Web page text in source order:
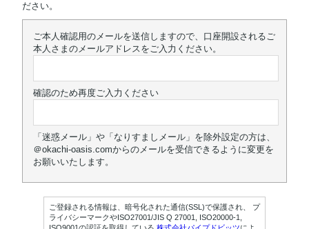
ださい。
ご本人確認用のメールを送信しますので、口座開設されるご
本人さまのメールアドレスをご入力ください。
確認のため再度ご入力ください
「迷惑メール」や「なりすましメール」を除外設定の方は、
＠okachi-oasis.comからのメールを受信できるように変更を
お願いいたします。
ご登録される情報は、暗号化された通信(SSL)で保護され、 プ
ライバシーマークやISO27001/JIS Q 27001, ISO20000-1,